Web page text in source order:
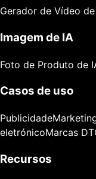
Gerador de Vídeo de
Imagem de IA
Foto de Produto de
Casos de uso
Publicidade
eletrónicoMarcas
Recursos